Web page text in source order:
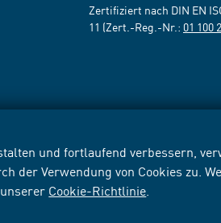
und fortlaufend verbessern,
der Verwendung von Cookies zu.
Cookie-Richtlinie
Zertifiziert nach DIN EN
11 (Zert.-Reg.-Nr.: 01 100